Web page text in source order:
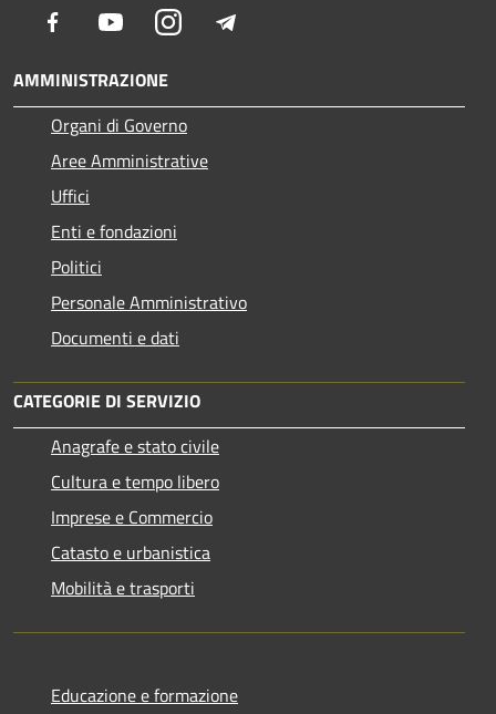
Facebook YoutubeInstagram
AMMINISTRAZIONE
Organi di Governo
Aree Amministrative
Uffici
Enti e fondazioni
Politici
Personale Amministrativo
Documenti e dati
CATEGORIE DI SERVIZIO
Anagrafe e stato civile
Cultura e tempo libero
Imprese e Commercio
Catasto e urbanistica
Mobilità e trasporti
Educazione e formazione